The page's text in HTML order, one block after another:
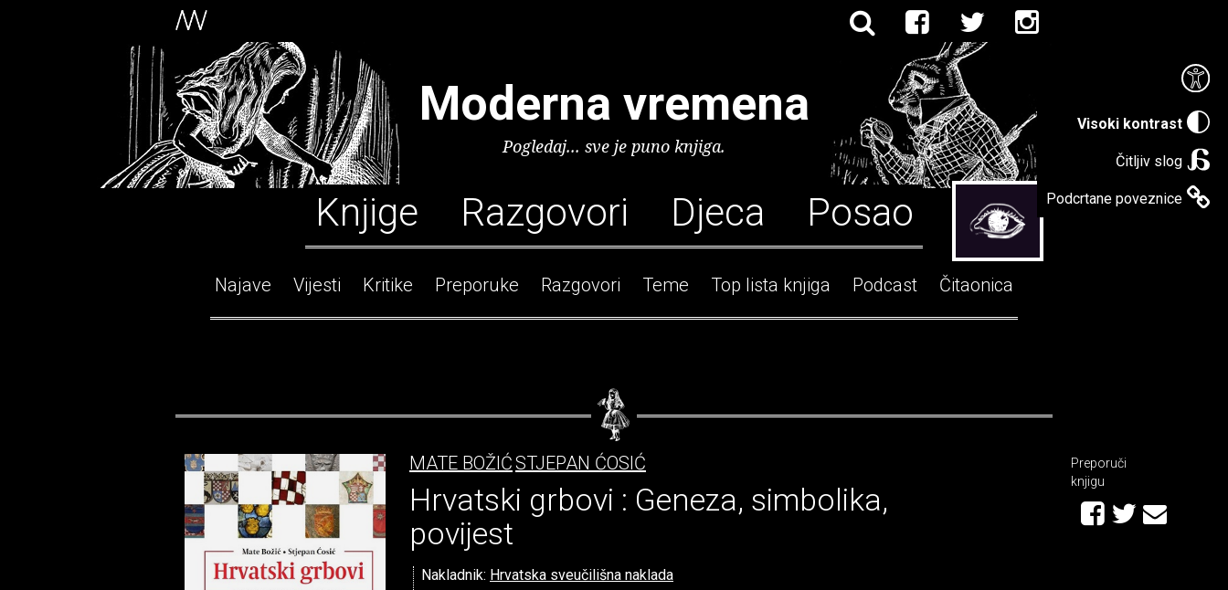
Visoki kontrast
Čitljiv slog
Podcrtane poveznice
Moderna vremena
Pogledaj... sve je puno knjiga.
Knjige Razgovori Djeca Posao
Najave Vijesti Kritike Preporuke Razgovori Teme Top lista knjiga Podcast Čitaonica
MATE BOŽIĆSTJEPAN ĆOSIĆ
Hrvatski grbovi : Geneza, simbolika,
povijest
Nakladnik: Hrvatska sveučilišna naklada
Preporuči
knjigu